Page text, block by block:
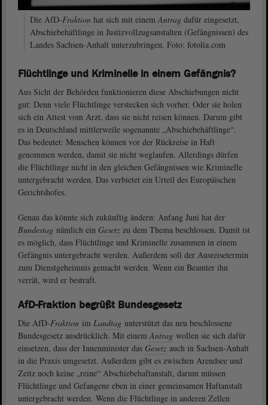
Die AfD-Fraktion hat sich mit einemAntrag dafür eingesetzt,
Abschiebehäftlinge in Justizvollzugsanstalten (Gefängnissen) des
Landes Sachsen-Anhalt unterzubringen. Foto: fotolia.com
Flüchtlinge und Kriminelle in einem Gefängnis?
Aus Sicht der Behörden funktionieren diese Abschiebungen nicht
gut: Denn viele Flüchtlinge verstecken sich vorher. Oder sie holen
sich ein Attest vom Arzt, dass sie nicht reisen können. Darum gibt
es in Deutschland mittlerweile sogenannte „Abschiebehäftlinge“.
Das bedeutet: Menschen können vor der Rückreise in Haft
genommen werden, damit sie nicht weglaufen. Allerdings dürfen
die Flüchtlinge nicht in den gleichen Gefängnissen wie Kriminelle
untergebracht werden. Das verbietet ein Urteil des Europäischen
Gerichtshofes.
Genau das könnte sich zukünftig ändern: Anfang Juni hat der
Bundestag nämlich ein Gesetz zu dem Thema beschlossen. Damit ist
es möglich, dass Flüchtlinge und Kriminelle zusammen in einem
Gefängnis untergebracht werden. Außerdem soll der Ausreisetermin
zum Dienstgeheimnis gemacht werden. Wenn ein Beamter ihn
verrät, wird er bestraft.
AfD-Fraktion begrüßt Bundesgesetz
Die AfD-Fraktion im Landtag unterstützt das neu beschlossene
Bundesgesetz ausdrücklich. Mit einem Antrag wollen sie sich dafür
einsetzen, dass der Innenminister das Gesetz auch in Sachsen-Anhalt
in die Praxis umgesetzt. Außerdem gibt es zwischen Arendsee und
Zeitz noch keine „reine“ Abschiebehaftanstalt, darum müssen
Flüchtlinge und Gefangene eben in einer gemeinsamen Haftanstalt
untergebracht werden. Wenn die Flüchtlinge in anderen Zellen